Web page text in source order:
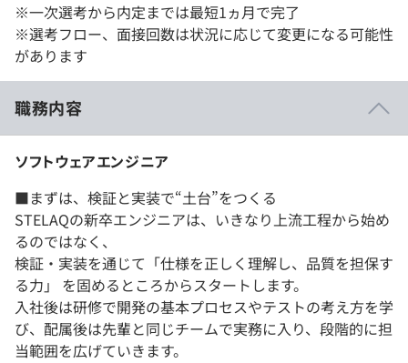
※一次選考から内定までは最短1ヵ月で完了
※選考フロー、面接回数は状況に応じて変更になる可能性
があります
職務内容
ソフトウェアエンジニア
■まずは、検証と実装で“土台”をつくる
STELAQの新卒エンジニアは、いきなり上流工程から始め
るのではなく、
検証・実装を通じて「仕様を正しく理解し、品質を担保す
る力」 を固めるところからスタートします。
入社後は研修で開発の基本プロセスやテストの考え方を学
び、配属後は先輩と同じチームで実務に入り、段階的に担
当範囲を広げていきます。